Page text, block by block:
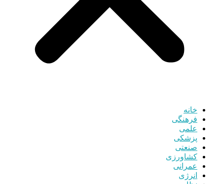
خانه
فرهنگی
علمی
پزشکی
صنعتی
کشاورزی
عمرانی
انرژی